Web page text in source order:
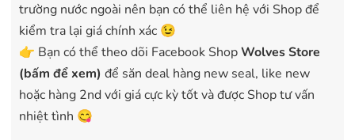
trường nước ngoài nên bạn có thể liên hệ với Shop để
kiểm tra lại giá chính xác 😉
👉 Bạn có thể theo dõi Facebook ShopWolves Store
(bấm để xem) để săn deal hàng new seal, like new
hoặc hàng 2nd với giá cực kỳ tốt và được Shop tư vấn
nhiệt tình 😋